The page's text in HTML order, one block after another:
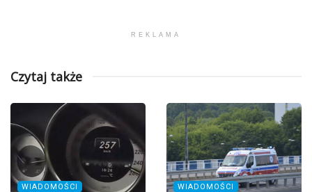
REKLAMA
Czytaj także
WIADOMOŚCI WIADOMOŚCI